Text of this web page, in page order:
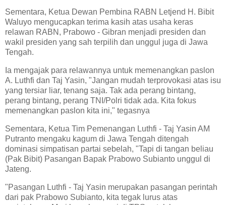
Sementara, Ketua Dewan Pembina RABN Letjend H. Bibit
Waluyo mengucapkan terima kasih atas usaha keras
relawan RABN, Prabowo - Gibran menjadi presiden dan
wakil presiden yang sah terpilih dan unggul juga di Jawa
Tengah.
Ia mengajak para relawannya untuk memenangkan paslon
A. Luthfi dan Taj Yasin, "Jangan mudah terprovokasi atas isu
yang tersiar liar, tenang saja. Tak ada perang bintang,
perang bintang, perang TNI/Polri tidak ada. Kita fokus
memenangkan paslon kita ini," tegasnya
Sementara, Ketua Tim Pemenangan Luthfi - Taj Yasin AM
Putranto mengaku kagum di Jawa Tengah ditengah
dominasi simpatisan partai sebelah, "Tapi di tangan beliau
(Pak Bibit) Pasangan Bapak Prabowo Subianto unggul di
Jateng.
"Pasangan Luthfi - Taj Yasin merupakan pasangan perintah
dari pak Prabowo Subianto, kita tegak lurus atas